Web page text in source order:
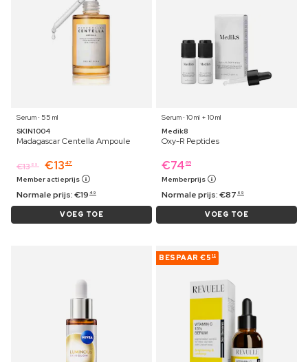
Serum ⋅ 55 ml
SKIN1004
Madagascar Centella Ampoule
€13 89 €13 47
Member actieprijs
Normale prijs:€19 49
VOEG TOE
Serum ⋅ 10 ml + 10 ml
Medik8
Oxy-R Peptides
€74 69
Memberprijs
Normale prijs:€87 69
VOEG TOE
BESPAAR €5 12